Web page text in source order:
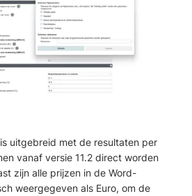
uitgebreid met de resultaten per
vanaf versie 11.2 direct worden
zijn alle prijzen in de Word-
weergegeven als Euro, om de